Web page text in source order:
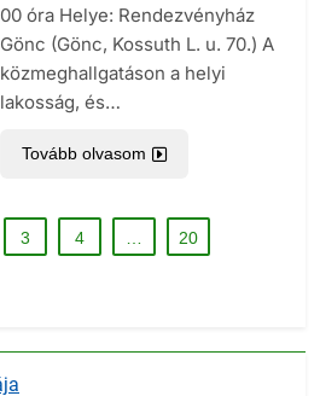
00 óra Helye: Rendezvényház
Gönc (Gönc, Kossuth L. u. 70.) A
közmeghallgatáson a helyi
lakosság, és…
Tovább olvasom
3 4 20